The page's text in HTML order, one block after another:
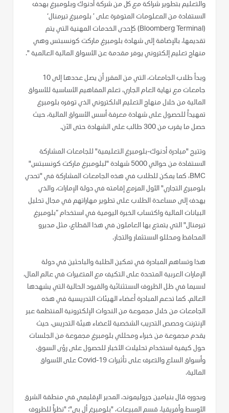
والتعليم بتطوير شراكة مع كل من شركة أدنوك وبلومبرغ بهدف
الاستفادة من المعلومات المتوفرة على ’ بلومبرغ تيرمنال‘
(Bloomberg Terminal) كإحدى الخدمات المهنية التي يتم
تقديمها، بالإضافة إلى شهادة بلومبرغ ماركت كونسبتس وهي
منهاج تعليم إلكتروني يوفر مقدمة عن الأسواق المالية العالمية ".
وبدأ طلاب الجامعات، التي من المقرر أن يصل عددها إلى 10
جامعات مع نهاية العام الجاري، تعلم المفاهيم الأساسية للأسواق
المالية من خلال منهاج التعليم الالكتروني الذي توفره بلومبرغ
تمهيداً للحصول على شهادة معرفة أسس الأسواق المالية، حيث
حصل ما يقرب من 300 طالب على الشهادة حتى الآن.
وتتيح "مبادرة أدنوك-بلومبرغ التعليمية" للجامعات المشاركة
الاستفادة من حوالي 5000 شهادة "لبلومبرغ ماركت كونسبتس"
BMC، كما يمكن للطلاب في هذه الجامعات المشاركة في "تحدي
بلومبرغ التجاري" الأول المزمع إقامته في دولة الإمارات، والذي
يهدف إلى مساعدة الطلاب على تطوير مهاراتهم في مجال تحليل
البيانات المالية واكتساب الخبرة اليومية في استخدام “بلومبرغ
تيرمنال" التي يتمتع بها العاملون في هذا القطاع، مثل مديرو
المحافظ ومحللو الاستثمار والتجار.
هذا وتساهم المبادرة في تمكين الطلبة والباحثين في دولة
الإمارات العربية المتحدة على التكيف مع المتغيرات في عالم المال،
لاسيما في ظل الظروف الاستثنائية والقيود الحالية التي يشهدها
العالم. كما تدعم المبادرة أعضاء الهيئات التدريسية في هذه
الجامعات من خلال مجموعة من الندوات الإلكترونية المنتظمة عبر
الإنترنت وحصص التدريب الشخصية لأعضاء هيئة التدريس، حيث
يقدم مجموعة من خبراء ومحللي بلومبرغ مجموعة من الجلسات
حول كيفية استخدام تحليلات الأخبار للحصول على رؤى السوق،
وأسواق السلع والتعرف على تأثيرات Covid-19 على الأسواق
المالية.
وبدوره قال بنيامين جروليموند، المدير الإقليمي في منطقة الشرق
الأوسط وأفريقيا، قسم المبيعات، "بلومبرغ أل بي": "نظراً للظروف